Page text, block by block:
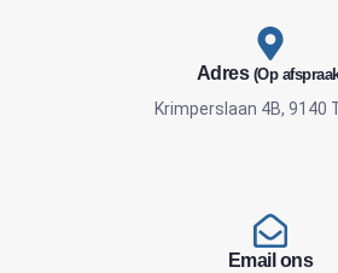
Adres (Op
Krimperslaan 4B, 9140
Email ons